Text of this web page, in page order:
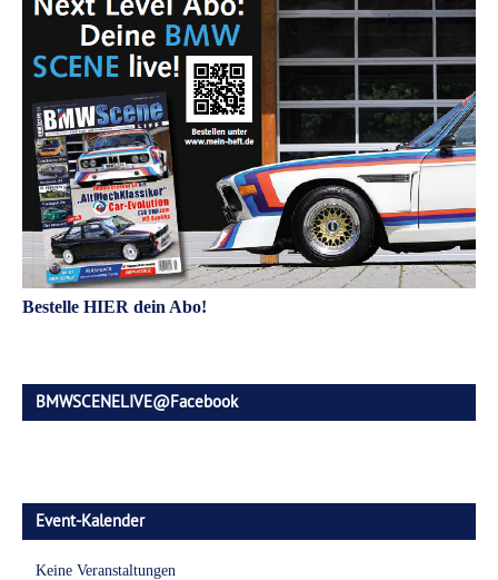
Bestelle HIER dein Abo!
BMWSCENELIVE@Facebook
Event-Kalender
Keine Veranstaltungen